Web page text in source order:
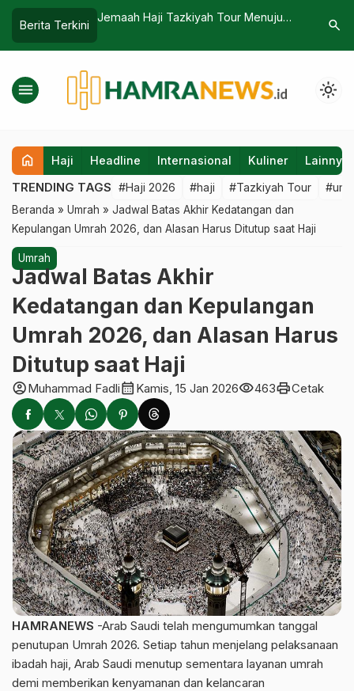
Berita Terkini
Biaya Haji 2027 Kemungkinan Besar
dan Avtur Naik
Jemaah
search
menu light_mode
home Haji Headline Internasional Kuliner Lainnya
TRENDING TAGS #Haji 2026 #haji #Tazkiyah Tour
Beranda » Umrah » Jadwal Batas Akhir Kedatangan dan
Kepulangan Umrah 2026, dan Alasan Harus Ditutup saat Haji
Umrah
Jadwal Batas Akhir
Kedatangan dan Kepulangan
Umrah 2026, dan Alasan Harus
Ditutup saat Haji
account_circleMuhammad Fadlicalendar_month Kamis, 15 Jan 2026visibility463printCetak
HAMRANEWS -Arab Saudi telah mengumumkan tanggal
penutupan Umrah 2026. Setiap tahun menjelang pelaksanaan
ibadah haji, Arab Saudi menutup sementara layanan umrah
demi memberikan kenyamanan dan kelancaran